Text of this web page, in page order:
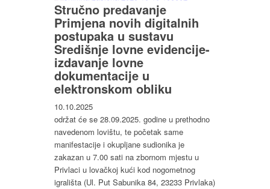
Stručno predavanje
Primjena novih digitalnih
postupaka u sustavu
Središnje lovne evidencije-
izdavanje lovne
dokumentacije u
elektronskom obliku
10.10.2025
održat će se 28.09.2025. godine u prethodno
navedenom lovištu, te početak same
manifestacije i okupljane sudionika je
zakazan u 7.00 sati na zbornom mjestu u
Privlaci u lovačkoj kući kod nogometnog
igrališta (Ul. Put Sabunika 84, 23233 Privlaka)